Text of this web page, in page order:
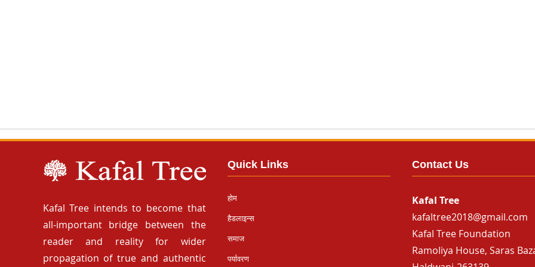
Kafal Tree intends to become that
all-important bridge between the
reader and reality for wider
propagation of true and authentic
Quick Links
होम
हैडलाइन्स
समाज
पर्यावरण
Contact Us
Kafal Tree
kafaltree2018@gmail.com
Kafal Tree Foundation
Ramoliya House, Saras